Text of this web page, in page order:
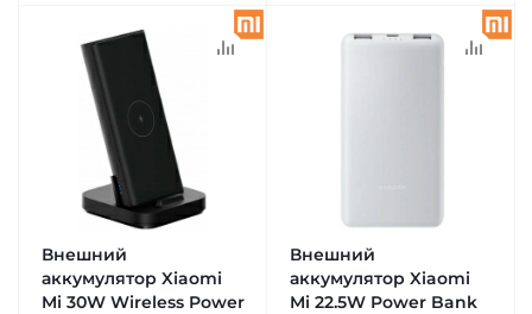
Внешний
аккумулятор Xiaomi
Mi 30W Wireless Power
Внешний
аккумулятор Xiaomi
Mi 22.5W Power Bank